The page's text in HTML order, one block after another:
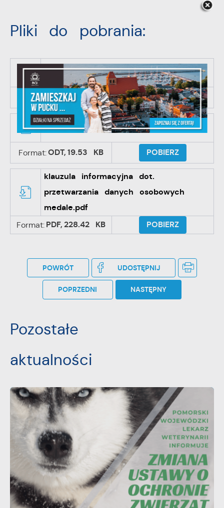
Pliki do pobrania:
Zgoda nadanie medali.pdf
Format: PDF,62.18 KB POBIERZ
Zgoda nadanie medali.odt
Format:ODT, 19.53 KB POBIERZ
klauzula informacyjna dot.
przetwarzania danych osobowych
medale.pdf
Format: PDF, 228.42 KB POBIERZ
POWRÓT UDOSTĘPNIJ
POPRZEDNI NASTĘPNY
Pozostałe
aktualności